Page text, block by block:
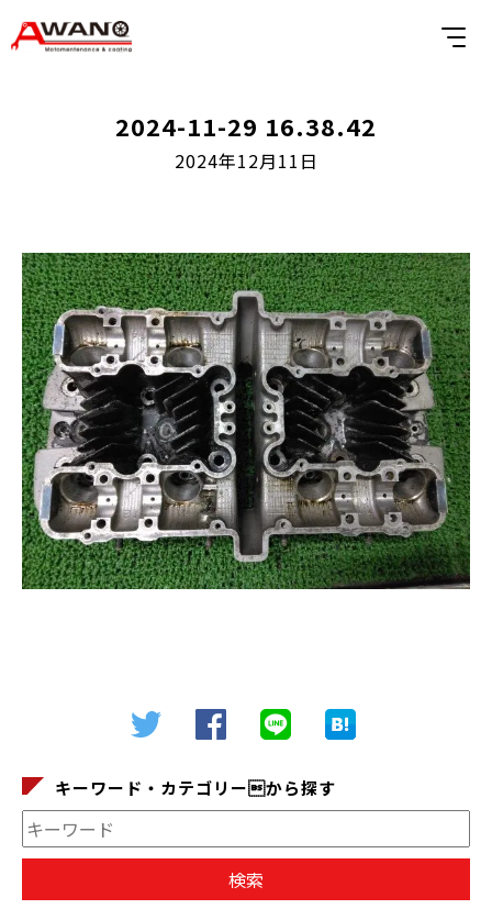
2024-11-29 16.38.42
2024年12月11日
キーワード・カテゴリーから探す